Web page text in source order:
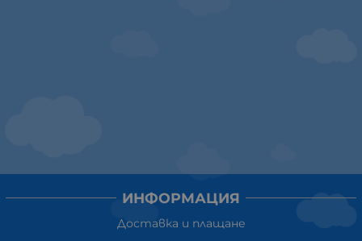
ИНФОРМАЦИЯ
Доставка и плащане